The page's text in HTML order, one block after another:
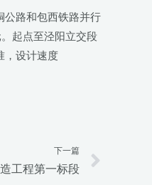
公路和包西铁路并行
起点至泾阳立交段
，设计速度
下一篇
工程第一标段